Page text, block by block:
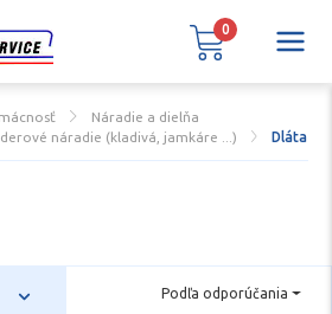
Náradie a dielňa
náradie (kladivá, jamkáre ...) Dláta
Podľa odporúčania
0